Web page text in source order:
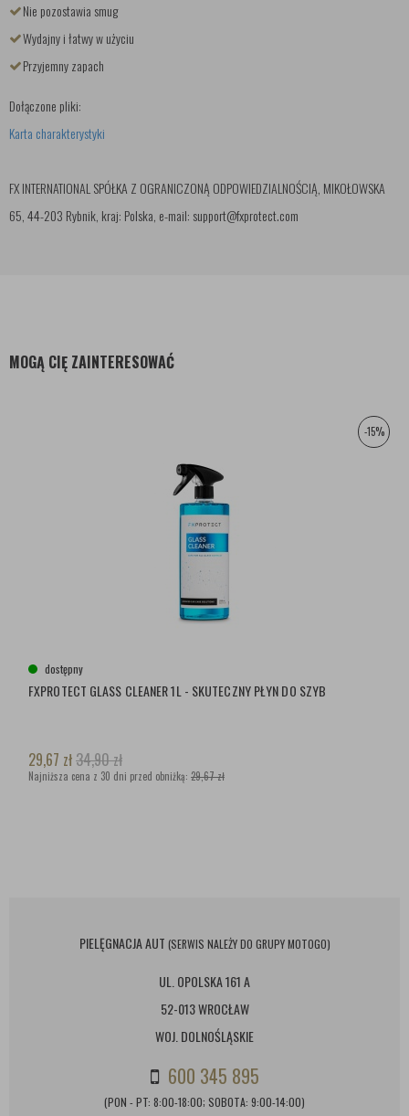
Nie pozostawia smug
Wydajny i łatwy w użyciu
Przyjemny zapach
Dołączone pliki:
Karta charakterystyki
FX INTERNATIONAL SPÓŁKA Z OGRANICZONĄ ODPOWIEDZIALNOŚCIĄ, MIKOŁOWSKA
65, 44-203 Rybnik, kraj: Polska, e-mail: support@fxprotect.com
MOGĄ CIĘ ZAINTERESOWAĆ
-15%
dostępny
FXPROTECT GLASS CLEANER 1L - SKUTECZNY PŁYN DO SZYB
29,67 zł34,90zł
Najniższa cena z 30 dni przed obniżką: 29,67 zł
PIELĘGNACJA AUT (SERWIS NALEŻY DO GRUPY MOTOGO)
UL. OPOLSKA 161 A
52-013 WROCŁAW
WOJ. DOLNOŚLĄSKIE
600 345 895
(PON - PT: 8:00-18:00; SOBOTA: 9:00-14:00)